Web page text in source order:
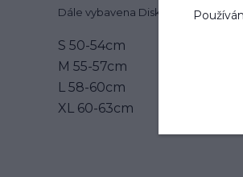
Dále vybavena Disk-Fit
S 50-54cm
M 55-57cm
L 58-60cm
XL 60-63cm